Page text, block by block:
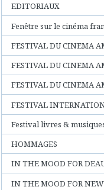
EDITORIAUX
Fenêtre sur le cinéma
FESTIVAL DU CINEMA
FESTIVAL DU CINEMA
FESTIVAL DU CINEMA
FESTIVAL
Festival livres &
HOMMAGES
IN THE MOOD FOR
IN THE MOOD FOR